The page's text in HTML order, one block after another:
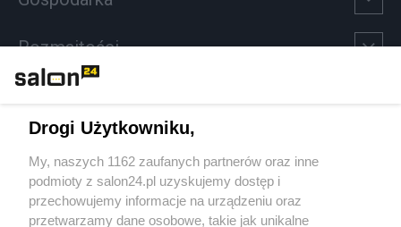
Rozmaitości
Sport
Społeczeństwo
Drogi Użytkowniku,
My, naszych 1162 zaufanych partnerów oraz inne
podmioty z salon24.pl uzyskujemy dostęp i
przechowujemy informacje na urządzeniu oraz
przetwarzamy dane osobowe, takie jak unikalne